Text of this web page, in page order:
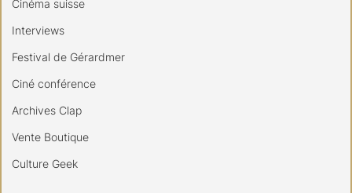
Cinéma suisse
Interviews
Festival de Gérardmer
Ciné conférence
Archives Clap
Vente Boutique
Culture Geek